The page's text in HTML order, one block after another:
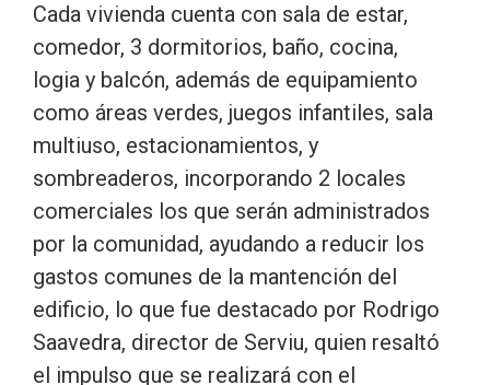
Cada vivienda cuenta con sala de estar,
comedor, 3 dormitorios, baño, cocina,
logia y balcón, además de equipamiento
como áreas verdes, juegos infantiles, sala
multiuso, estacionamientos, y
sombreaderos, incorporando 2 locales
comerciales los que serán administrados
por la comunidad, ayudando a reducir los
gastos comunes de la mantención del
edificio, lo que fue destacado por Rodrigo
Saavedra, director de Serviu, quien resaltó
el impulso que se realizará con el